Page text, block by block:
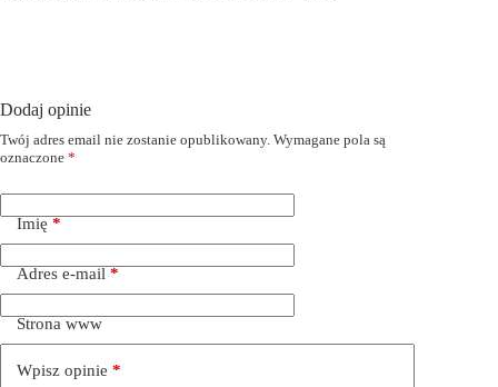
Dodaj opinie
Twój adres email nie zostanie opublikowany. Wymagane pola są
oznaczone *
Imię *
Adres e-mail *
Strona www
Wpisz opinie *